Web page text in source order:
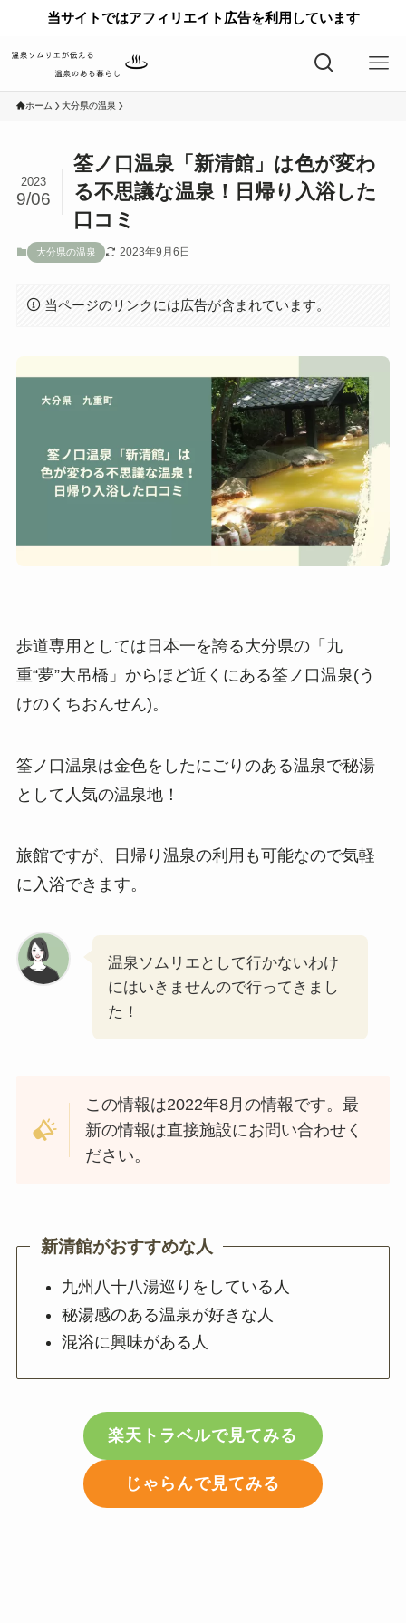
当サイトではアフィリエイト広告を利用しています
ホーム 大分県の温泉
筌ノ口温泉「新清館」は色が変わ
る不思議な温泉！日帰り入浴した
口コミ
2023
9/06
大分県の温泉 2023年9月6日
当ページのリンクには広告が含まれています。
歩道専用としては日本一を誇る大分県の「九
重“夢”大吊橋」からほど近くにある筌ノ口温泉(う
けのくちおんせん)。
筌ノ口温泉は金色をしたにごりのある温泉で秘湯
として人気の温泉地！
旅館ですが、日帰り温泉の利用も可能なので気軽
に入浴できます。
温泉ソムリエとして行かないわけ
にはいきませんので行ってきまし
た！
この情報は2022年8月の情報です。最
新の情報は直接施設にお問い合わせく
ださい。
新清館がおすすめな人
九州八十八湯巡りをしている人
秘湯感のある温泉が好きな人
混浴に興味がある人
楽天トラベルで見てみる
じゃらんで見てみる